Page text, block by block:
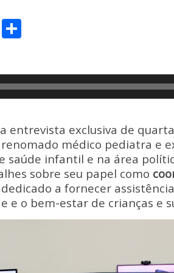
C
n
ar
e
entrevista exclusiva de
médico pediatra e
saúde infantil e na área
sobre seu papel como
a fornecer
e o bem-estar de crianças e